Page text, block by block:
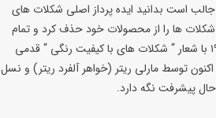
است بدانید ایده پرداز اصلی شکلات های
شکلات ها را از محصولات خود حذف کرد و تمام
تمرکزش را به Ritter Sport صد گرمی مربعی اختصاص داد و در سال ۱۹۷۶ با شعار “ شکلات های با کیفیت رنگی “ قدمی
توسط مارلی ریتر (خواهر آلفرد ریتر) و نسل
پیشرفت نگه دارد.